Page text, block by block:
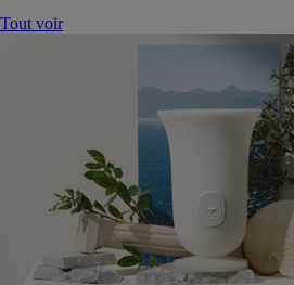
Tout voir